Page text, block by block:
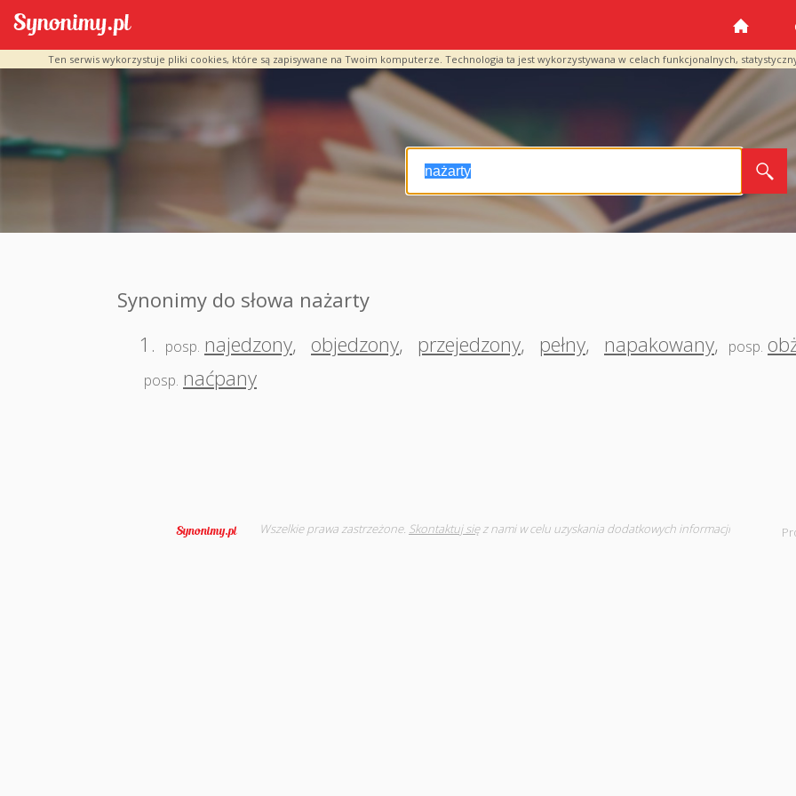
Ten serwis wykorzystuje pliki cookies, które są zapisywane na Twoim komputerze. Technologia ta jest wykorzystywana w celach funkcjonalnych,
Synonimy do słowa nażarty
1.
posp. najedzony, objedzony, przejedzony, pełny, napakowany, posp.
posp. naćpany
Wszelkie prawa zastrzeżone. Skontaktuj sięz nami w celu uzyskania dodatkowych informacji